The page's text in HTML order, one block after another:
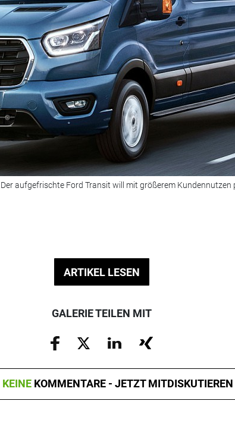
aufgefrischte Ford Transit will mit größerem Kundennutzen
ARTIKEL LESEN
GALERIE TEILEN MIT
KOMMENTARE - JETZT MITDISKUTIEREN